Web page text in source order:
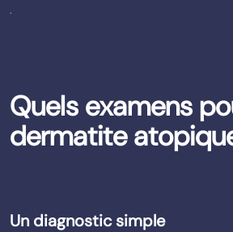
.
Quels examens
dermatite
Un diagnostic simple